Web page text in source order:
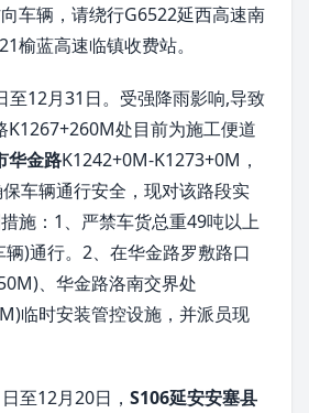
车辆，请绕行G6522延西高速南
榆蓝高速临镇收费站。
至12月31日。受强降雨影响,导致
K1267+260M处目前为施工便道
华金路K1242+0M-K1273+0M，
车辆通行安全，现对该路段实
施：1、严禁车货总重49吨以上
)通行。2、在华金路罗敷路口
、华金路洛南交界处
临时安装管控设施，并派员现
至12月20日， S106延安安塞县